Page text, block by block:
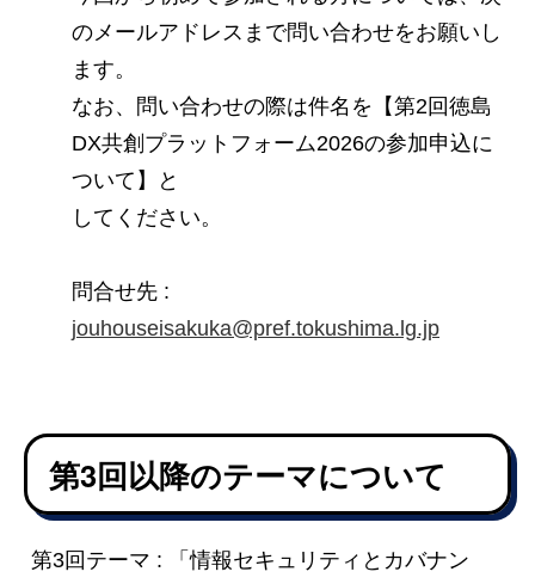
のメールアドレスまで問い合わせをお願いし
ます。
なお、問い合わせの際は件名を【第2回徳島
DX共創プラットフォーム2026の参加申込に
ついて】と
してください。
問合せ先 :
jouhouseisakuka@pref.tokushima.lg.jp
第3回以降のテーマについて
第3回テーマ : 「情報セキュリティとカバナン